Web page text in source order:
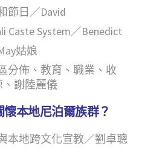
節日／David
Caste System／Benedict
姑娘
分佈、教育、職業、收
謝陸麗儀
本地尼泊爾族群？
本地跨文化宣教／劉卓聰